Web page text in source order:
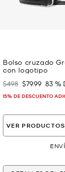
Bolso cruzado
con logotipo
Era
$498 Ahora
$79.99 83 %
15% DE DESCUENTO
VER